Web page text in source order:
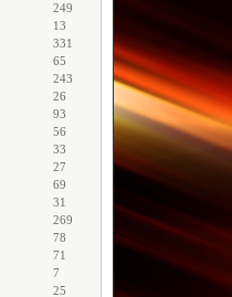
249
13
331
65
243
26
93
56
33
27
69
31
269
78
71
7
25